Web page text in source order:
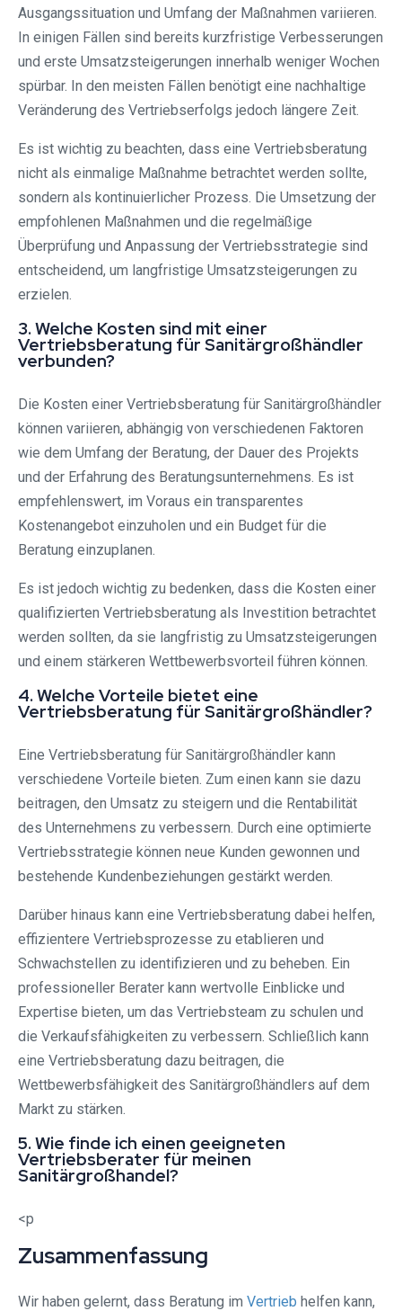
Ausgangssituation und Umfang der Maßnahmen variieren.
In einigen Fällen sind bereits kurzfristige Verbesserungen
und erste Umsatzsteigerungen innerhalb weniger Wochen
spürbar. In den meisten Fällen benötigt eine nachhaltige
Veränderung des Vertriebserfolgs jedoch längere Zeit.
Es ist wichtig zu beachten, dass eine Vertriebsberatung
nicht als einmalige Maßnahme betrachtet werden sollte,
sondern als kontinuierlicher Prozess. Die Umsetzung der
empfohlenen Maßnahmen und die regelmäßige
Überprüfung und Anpassung der Vertriebsstrategie sind
entscheidend, um langfristige Umsatzsteigerungen zu
erzielen.
3. Welche Kosten sind mit einer
Vertriebsberatung für Sanitärgroßhändler
verbunden?
Die Kosten einer Vertriebsberatung für Sanitärgroßhändler
können variieren, abhängig von verschiedenen Faktoren
wie dem Umfang der Beratung, der Dauer des Projekts
und der Erfahrung des Beratungsunternehmens. Es ist
empfehlenswert, im Voraus ein transparentes
Kostenangebot einzuholen und ein Budget für die
Beratung einzuplanen.
Es ist jedoch wichtig zu bedenken, dass die Kosten einer
qualifizierten Vertriebsberatung als Investition betrachtet
werden sollten, da sie langfristig zu Umsatzsteigerungen
und einem stärkeren Wettbewerbsvorteil führen können.
4. Welche Vorteile bietet eine
Vertriebsberatung für Sanitärgroßhändler?
Eine Vertriebsberatung für Sanitärgroßhändler kann
verschiedene Vorteile bieten. Zum einen kann sie dazu
beitragen, den Umsatz zu steigern und die Rentabilität
des Unternehmens zu verbessern. Durch eine optimierte
Vertriebsstrategie können neue Kunden gewonnen und
bestehende Kundenbeziehungen gestärkt werden.
Darüber hinaus kann eine Vertriebsberatung dabei helfen,
effizientere Vertriebsprozesse zu etablieren und
Schwachstellen zu identifizieren und zu beheben. Ein
professioneller Berater kann wertvolle Einblicke und
Expertise bieten, um das Vertriebsteam zu schulen und
die Verkaufsfähigkeiten zu verbessern. Schließlich kann
eine Vertriebsberatung dazu beitragen, die
Wettbewerbsfähigkeit des Sanitärgroßhändlers auf dem
Markt zu stärken.
5. Wie finde ich einen geeigneten
Vertriebsberater für meinen
Sanitärgroßhandel?
<p
Zusammenfassung
Wir haben gelernt, dass Beratung im Vertrieb helfen kann,